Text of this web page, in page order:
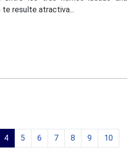
resulte atractiva...
4 5 6 7 8 9 10